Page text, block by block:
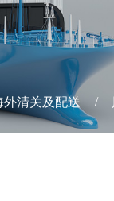
外清关及配送 /